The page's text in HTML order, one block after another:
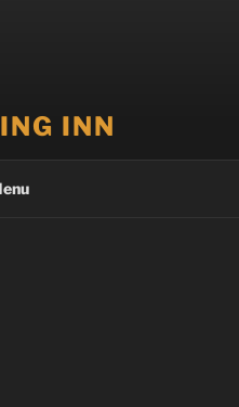
INN